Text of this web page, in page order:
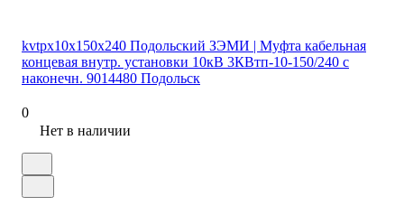
kvtpx10x150x240 Подольский ЗЭМИ | Муфта кабельная
концевая внутр. установки 10кВ 3КВтп-10-150/240 с
наконечн. 9014480 Подольск
0
Нет в наличии